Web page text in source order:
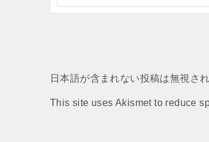
日本語が含まれない投稿は無視さ
This site uses Akismet to reduce